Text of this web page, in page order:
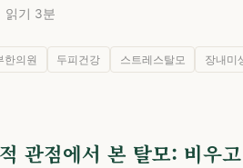
읽기 3분
한의원 두피건강 스트레스탈모 장내미
관점에서 본 탈모: 비우